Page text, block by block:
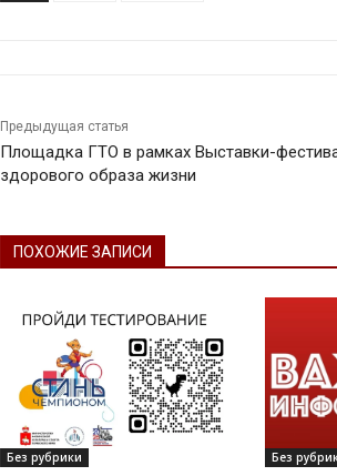
Предыдущая статья
Площадка ГТО в рамках Выставки-
здорового образа жизни
ПОХОЖИЕ ЗАПИСИ
Без рубрики Без